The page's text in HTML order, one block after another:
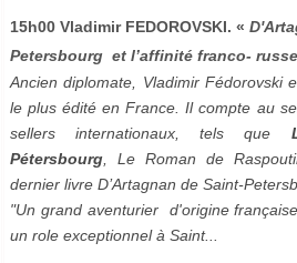
15h00 Vladimir FEDOROVSKI. «
Petersbourg et l’affinité franco-
Ancien diplomate, Vladimir Fédorovski
le plus édité en France. Il compte au
sellers internationaux, tels que
Pétersbourg, Le Roman de
dernier livreD’Artagnan de Saint-
"Un grand aventurier d'origine
un role exceptionnel à Saint...